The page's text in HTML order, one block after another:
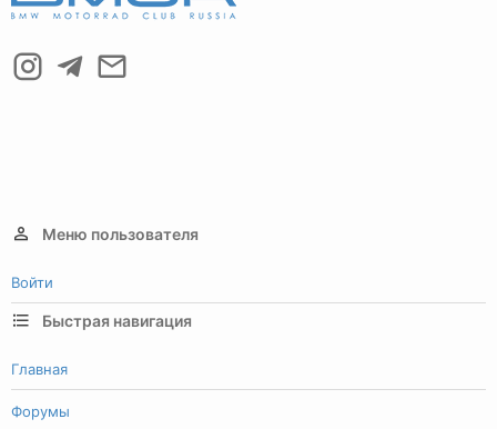
Меню пользователя
Войти
Быстрая навигация
Главная
Форумы